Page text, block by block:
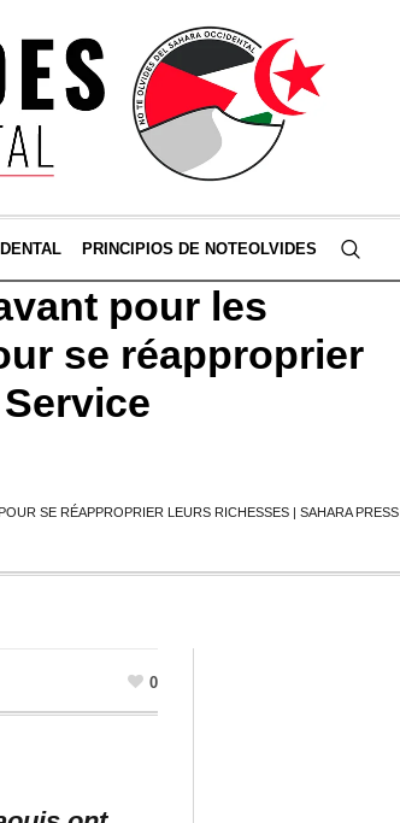
PRINCIPIOS DE NOTEOLVIDES
pour les
se réapproprier
SE RÉAPPROPRIER LEURS RICHESSES | SAHARA PRESS
0